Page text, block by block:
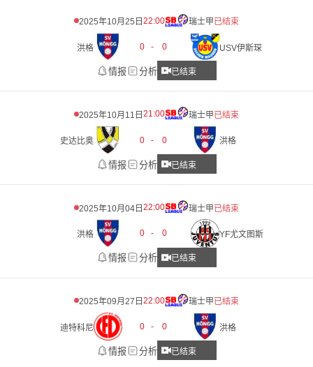
2025年10月25日 22:00 瑞士甲已结束
洪格 0 - 0 USV伊斯琛
情报 分析 已结束
2025年10月11日 21:00 瑞士甲已结束
史达比奥 0 - 0 洪格
情报 分析 已结束
2025年10月04日 22:00 瑞士甲已结束
洪格 0 - 0 YF尤文图斯
情报 分析 已结束
2025年09月27日 22:00 瑞士甲已结束
迪特科尼 0 - 0 洪格
情报 分析 已结束